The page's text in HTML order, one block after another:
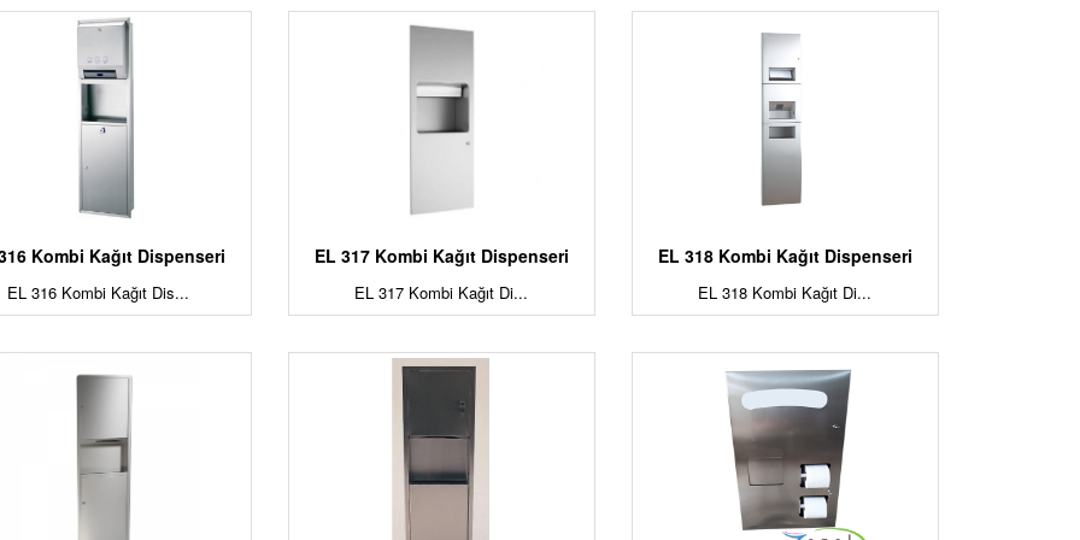
Kombi Kağıt Dispenseri
EL 316 Kombi Kağıt Dis...
EL 317 Kombi Kağıt Dispenseri
EL 317 Kombi Kağıt Di...
EL 318 Kombi Kağıt Dispenseri
EL 318 Kombi Kağıt Di...